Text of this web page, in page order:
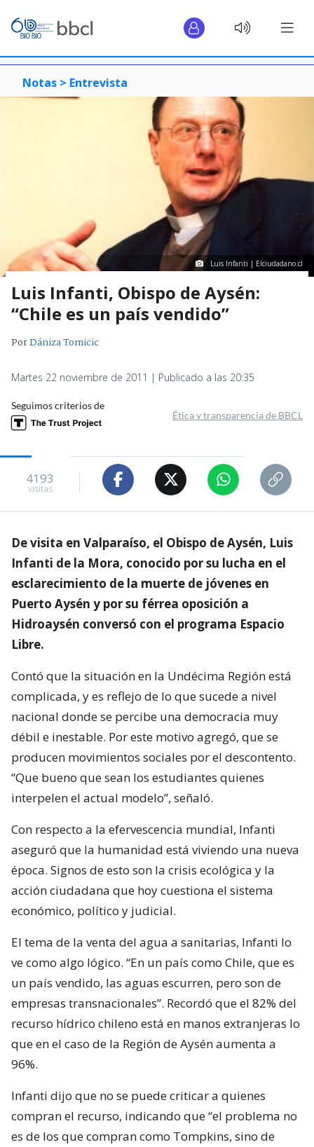
Notas > Entrevista
Luis Infanti | Elciudadano.cl
Luis Infanti, Obispo de Aysén:
“Chile es un país vendido”
PorDániza Tomicic
Martes 22 noviembre de 2011 | Publicado a las 20:35
Seguimos criterios de
Ética y transparencia de BBCL
4193
visitas
De visita en Valparaíso, el Obispo de Aysén, Luis
Infanti de la Mora, conocido por su lucha en el
esclarecimiento de la muerte de jóvenes en
Puerto Aysén y por su férrea oposición a
Hidroaysén conversó con el programa Espacio
Libre.
Contó que la situación en la Undécima Región está
complicada, y es reflejo de lo que sucede a nivel
nacional donde se percibe una democracia muy
débil e inestable. Por este motivo agregó, que se
producen movimientos sociales por el descontento.
“Que bueno que sean los estudiantes quienes
interpelen el actual modelo”, señaló.
Con respecto a la efervescencia mundial, Infanti
aseguró que la humanidad está viviendo una nueva
época. Signos de esto son la crisis ecológica y la
acción ciudadana que hoy cuestiona el sistema
económico, político y judicial.
El tema de la venta del agua a sanitarias, Infanti lo
ve como algo lógico. “En un país como Chile, que es
un país vendido, las aguas escurren, pero son de
empresas transnacionales”. Recordó que el 82% del
recurso hídrico chileno está en manos extranjeras lo
que en el caso de la Región de Aysén aumenta a
96%.
Infanti dijo que no se puede criticar a quienes
compran el recurso, indicando que “el problema no
es de los que compran como Tompkins, sino de